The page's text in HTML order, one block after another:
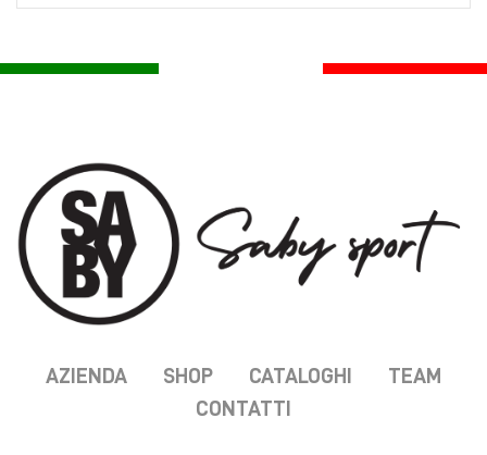
AZIENDA SHOP CATALOGHI
TEAM
CONTATTI